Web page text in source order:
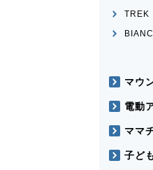
TREK
マウ
電動
ママ
子ど